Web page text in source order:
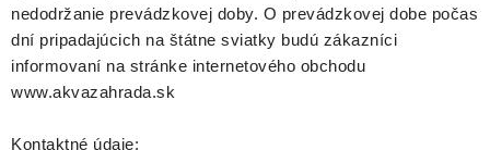
Moja objednávka
nedodržanie prevádzkovej doby. O prevádzkovej dobe počas
dní pripadajúcich na štátne sviatky budú zákazníci
informovaní na stránke internetového obchodu
www.akvazahrada.sk
Kontaktné údaje: